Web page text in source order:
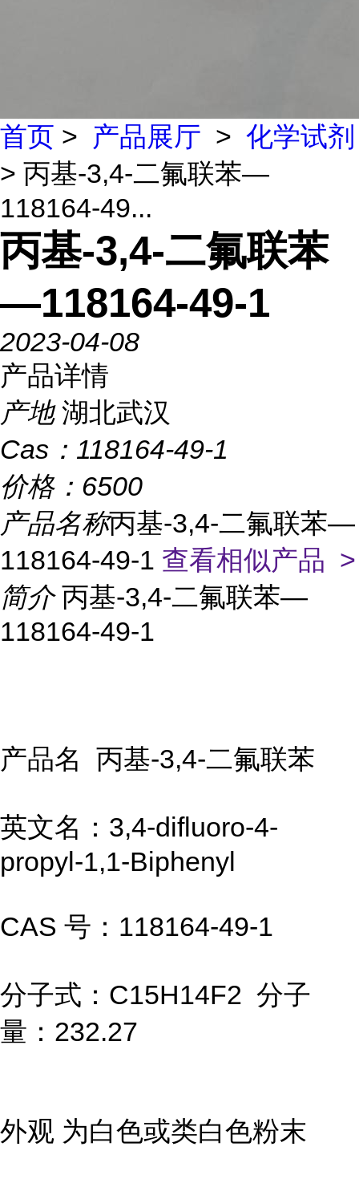
首页 > 产品展厅 > 化学试剂
> 丙基-3,4-二氟联苯—
118164-49...
丙基-3,4-二氟联苯
—118164-49-1
2023-04-08
产品详情
产地 湖北武汉
Cas： 118164-49-1
价格： 6500
产品名称丙基-3,4-二氟联苯—
118164-49-1 查看相似产品 >
简介 丙基-3,4-二氟联苯—
118164-49-1
产品名 丙基-3,4-二氟联苯
英文名：3,4-difluoro-4-
propyl-1,1-Biphenyl
CAS 号：118164-49-1
分子式：C15H14F2 分子
量：232.27
外观 为白色或类白色粉末